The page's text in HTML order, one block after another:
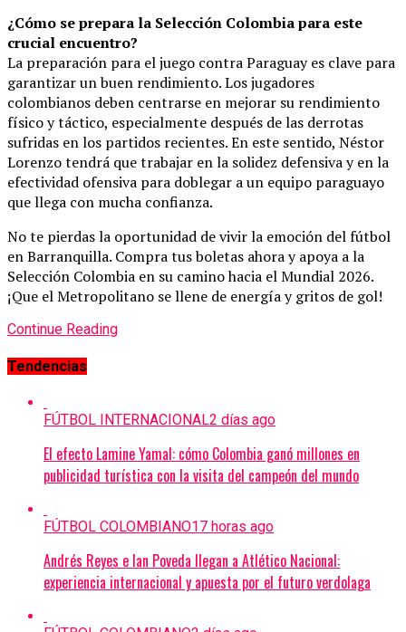
¿Cómo se prepara la Selección Colombia para este
crucial encuentro?
La preparación para el juego contra Paraguay es clave para
garantizar un buen rendimiento. Los jugadores
colombianos deben centrarse en mejorar su rendimiento
físico y táctico, especialmente después de las derrotas
sufridas en los partidos recientes. En este sentido, Néstor
Lorenzo tendrá que trabajar en la solidez defensiva y en la
efectividad ofensiva para doblegar a un equipo paraguayo
que llega con mucha confianza.
No te pierdas la oportunidad de vivir la emoción del fútbol
en Barranquilla. Compra tus boletas ahora y apoya a la
Selección Colombia en su camino hacia el Mundial 2026.
¡Que el Metropolitano se llene de energía y gritos de gol!
Continue Reading
Tendencias
FÚTBOL INTERNACIONAL2 días ago
El efecto Lamine Yamal: cómo Colombia ganó millones en
publicidad turística con la visita del campeón del mundo
FÚTBOL COLOMBIANO17 horas ago
Andrés Reyes e Ian Poveda llegan a Atlético Nacional:
experiencia internacional y apuesta por el futuro verdolaga